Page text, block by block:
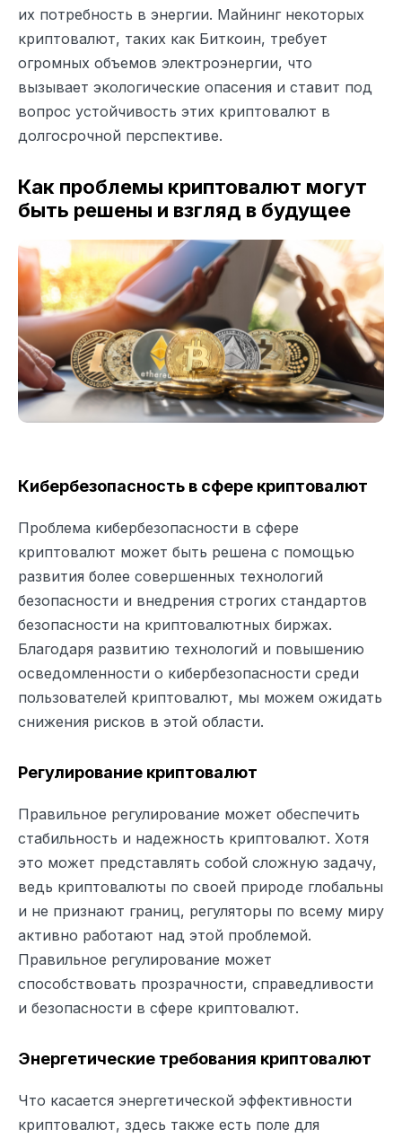
их потребность в энергии. Майнинг некоторых
криптовалют, таких как Биткоин, требует
огромных объемов электроэнергии, что
вызывает экологические опасения и ставит под
вопрос устойчивость этих криптовалют в
долгосрочной перспективе.
Как проблемы криптовалют могут
быть решены и взгляд в будущее
Кибербезопасность в сфере криптовалют
Проблема кибербезопасности в сфере
криптовалют может быть решена с помощью
развития более совершенных технологий
безопасности и внедрения строгих стандартов
безопасности на криптовалютных биржах.
Благодаря развитию технологий и повышению
осведомленности о кибербезопасности среди
пользователей криптовалют, мы можем ожидать
снижения рисков в этой области.
Регулирование криптовалют
Правильное регулирование может обеспечить
стабильность и надежность криптовалют. Хотя
это может представлять собой сложную задачу,
ведь криптовалюты по своей природе глобальны
и не признают границ, регуляторы по всему миру
активно работают над этой проблемой.
Правильное регулирование может
способствовать прозрачности, справедливости
и безопасности в сфере криптовалют.
Энергетические требования криптовалют
Что касается энергетической эффективности
криптовалют, здесь также есть поле для